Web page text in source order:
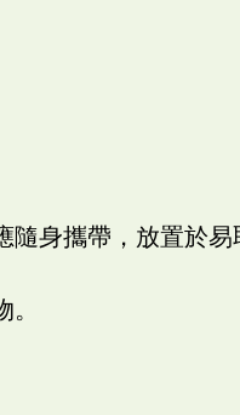
隨身攜帶，放置於易